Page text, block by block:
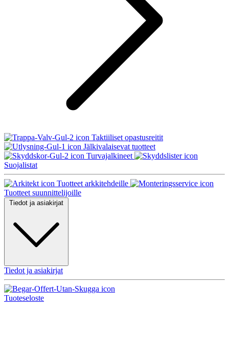
Taktiiliset opastusreitit
Jälkivalaisevat tuotteet
Turvajalkineet
Suojalistat
Tuotteet arkkitehdeille
Tuotteet suunnittelijoille
Tiedot ja asiakirjat
Tiedot ja asiakirjat
Tuoteseloste